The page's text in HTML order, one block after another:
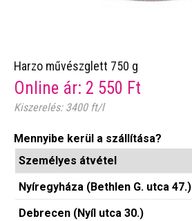
Harzo művészglett 750 g
Online ár: 2 550 Ft
Kiszerelés: 3400 ft/l
Mennyibe kerül a szállítása?
Személyes átvétel
Nyíregyháza (Bethlen G. utca 47.)
Debrecen (Nyíl utca 30.)